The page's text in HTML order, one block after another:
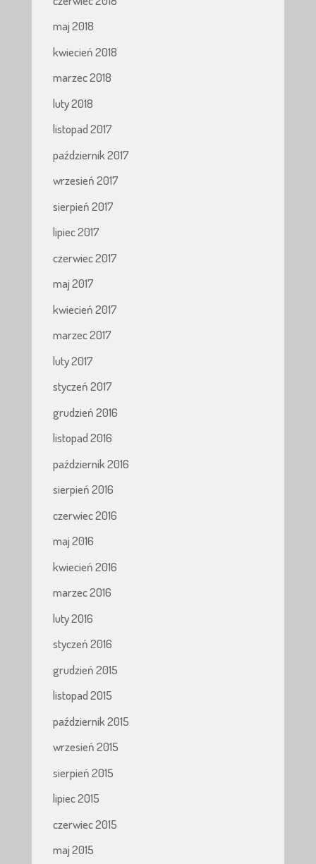
maj 2018
kwiecień 2018
marzec 2018
luty 2018
listopad 2017
październik 2017
wrzesień 2017
sierpień 2017
lipiec 2017
czerwiec 2017
maj 2017
kwiecień 2017
marzec 2017
luty 2017
styczeń 2017
grudzień 2016
listopad 2016
październik 2016
sierpień 2016
czerwiec 2016
maj 2016
kwiecień 2016
marzec 2016
luty 2016
styczeń 2016
grudzień 2015
listopad 2015
październik 2015
wrzesień 2015
sierpień 2015
lipiec 2015
czerwiec 2015
maj 2015